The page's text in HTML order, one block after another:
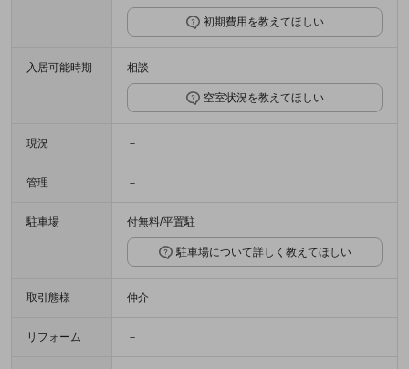
初期費用を教えてほしい
入居可能時期 相談
空室状況を教えてほしい
現況 －
管理 －
駐車場 付無料/平置駐
駐車場について詳しく教えてほしい
取引態様 仲介
リフォーム －